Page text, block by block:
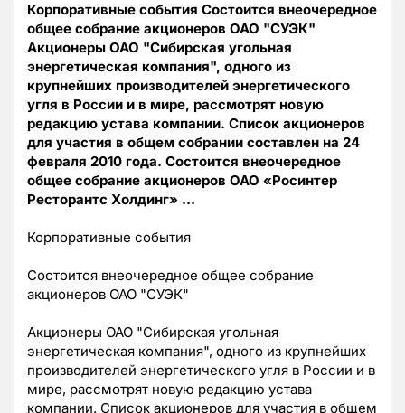
Корпоративные события Состоится внеочередное
общее собрание акционеров ОАО "СУЭК"
Акционеры ОАО "Сибирская угольная
энергетическая компания", одного из
крупнейших производителей энергетического
угля в России и в мире, рассмотрят новую
редакцию устава компании. Список акционеров
для участия в общем собрании составлен на 24
февраля 2010 года. Состоится внеочередное
общее собрание акционеров ОАО «Росинтер
Ресторантс Холдинг» …
Корпоративные события
Состоится внеочередное общее собрание
акционеров ОАО "СУЭК"
Акционеры ОАО "Сибирская угольная
энергетическая компания", одного из крупнейших
производителей энергетического угля в России и в
мире, рассмотрят новую редакцию устава
компании. Список акционеров для участия в общем